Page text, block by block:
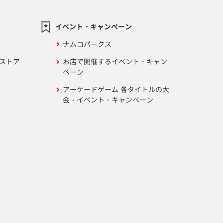
トア
イベント・キャンペーン
ナムコパークス
お店で開催するイベント・キャン
ペーン
アーケードゲーム 各タイトルの大
会・イベント・キャンペーン